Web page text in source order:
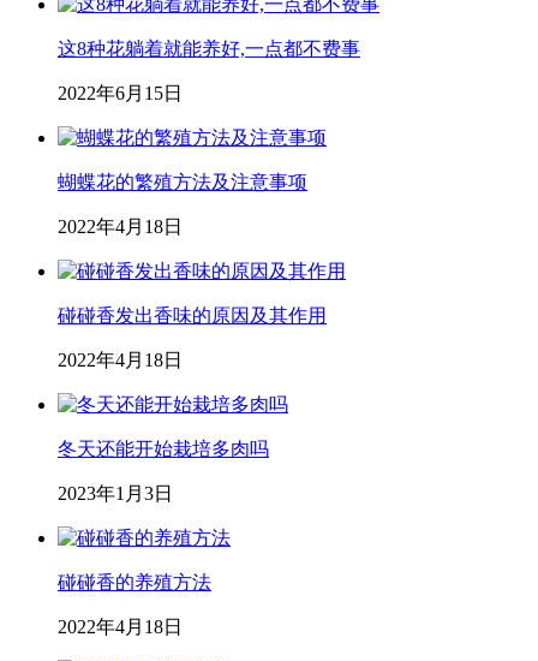
这8种花躺着就能养好,一点都不费事
2022年6月15日
蝴蝶花的繁殖方法及注意事项
2022年4月18日
碰碰香发出香味的原因及其作用
2022年4月18日
冬天还能开始栽培多肉吗
2023年1月3日
碰碰香的养殖方法
2022年4月18日